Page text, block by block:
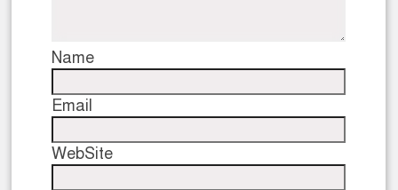
Name
Email
WebSite